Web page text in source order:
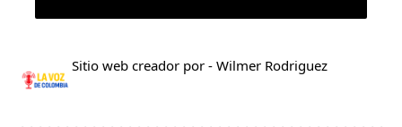
Sitio web creador por - Wilmer Rodriguez